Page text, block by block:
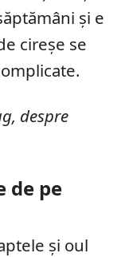
și e
cireșe se
despre
de pe
și oul